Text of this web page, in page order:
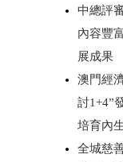
中總評
內容豐
展成果
澳門經
討1+4”
培育內
全城慈